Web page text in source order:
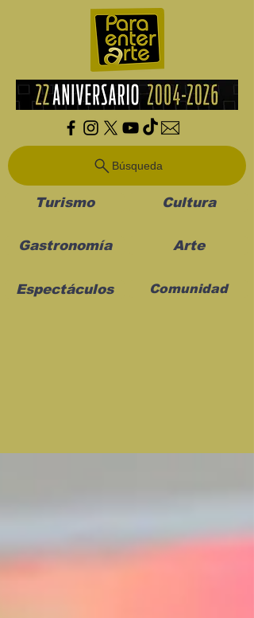
Búsqueda
Turismo Cultura
Gastronomía Arte
Espectáculos Comunidad